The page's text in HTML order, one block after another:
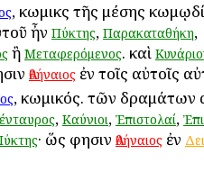
, κωμικὸς τῆς μέσης
ἦν Πύκτης, Παρακαταθήκη,
ἢ Μεταφερόμενος. καὶ
Ἀθήναιος ἐν τοῖς αὐτοῖς
, κωμικός. τῶν δραμάτων
, Καύνιοι, Ἐπιστολαί,
· ὥς φησιν Ἀθήναιος ἐν